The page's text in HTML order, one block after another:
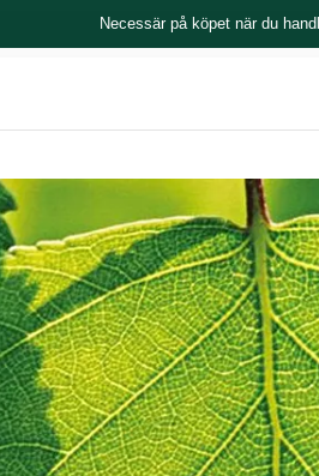
Necessär på köpet när du